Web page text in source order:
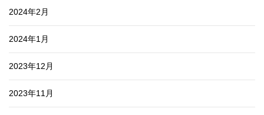
2024年2月
2024年1月
2023年12月
2023年11月